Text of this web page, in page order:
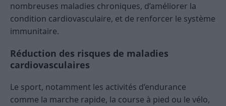
nombreuses maladies chroniques, d’améliorer la
condition cardiovasculaire, et de renforcer le système
immunitaire.
Réduction des risques de maladies
cardiovasculaires
Le sport, notamment les activités d’endurance
comme la marche rapide, la course à pied ou le vélo,